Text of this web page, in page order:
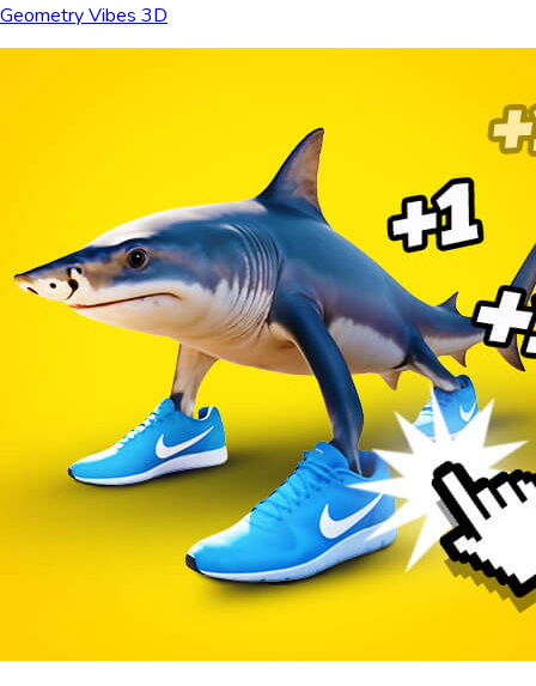
Geometry Vibes 3D